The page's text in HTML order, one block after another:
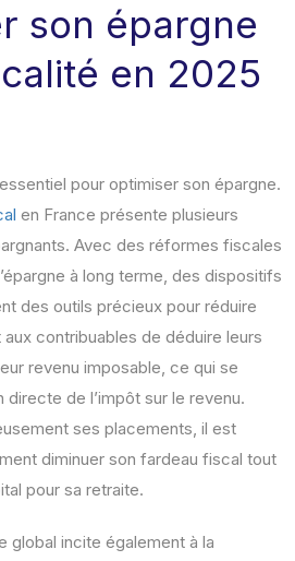
son épargne
en 2025
pour optimiser son épargne.
en France présente plusieurs
Avec des réformes fiscales
à long terme, des dispositifs
des outils précieux pour réduire
contribuables de déduire leurs
revenu imposable, ce qui se
directe de l’impôt sur le revenu.
ses placements, il est
diminuer son fardeau fiscal tout
pour sa retraite.
global incite également à la